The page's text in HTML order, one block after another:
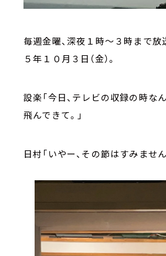
毎週金曜、深夜１時～３時まで
５年１０月３日（金）。
設楽「今日、テレビの収録の時
飛んできて。」
日村「いやー、その節はすみません